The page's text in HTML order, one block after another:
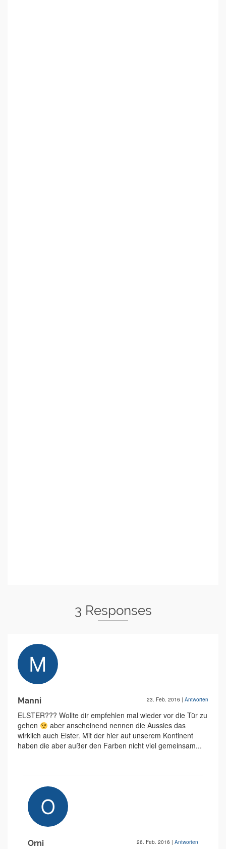
3 Responses
Manni 23. Feb. 2016 | Antworten
ELSTER??? Wollte dir empfehlen mal wieder vor die Tür zu
gehen
aber anscheinend nennen die Aussies das
wirklich auch Elster. Mit der hier auf unserem Kontinent
haben die aber außer den Farben nicht viel gemeinsam...
Orni 26. Feb. 2016 | Antworten